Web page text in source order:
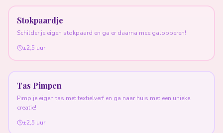
Stokpaardje
Schilder je eigen stokpaard en ga er daarna mee galopperen!
±2,5 uur
Tas Pimpen
Pimp je eigen tas met textielverf en ga naar huis met een unieke
creatie!
±2,5 uur